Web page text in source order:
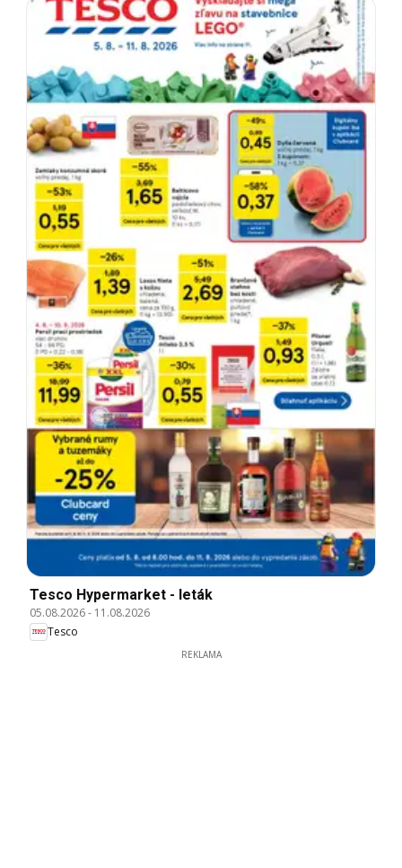
Tesco Hypermarket - leták
05.08.2026- 11.08.2026
Tesco
REKLAMA